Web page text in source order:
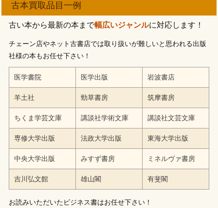
古本買取品目一例
古い本から最新の本まで幅広いジャンルに対応します！
チェーン店やネット古書店では取り扱いが難しいと思われる出版
社様の本もお任せ下さい！
医学書院 医学出版 岩波書店
羊土社 勁草書房 筑摩書房
ちくま学芸文庫 講談社学術文庫 講談社文芸文庫
専修大学出版 法政大学出版 東海大学出版
中央大学出版 みすず書房 ミネルヴァ書房
吉川弘文館 雄山閣 有斐閣
お読みいただいたビジネス書はお任せ下さい！